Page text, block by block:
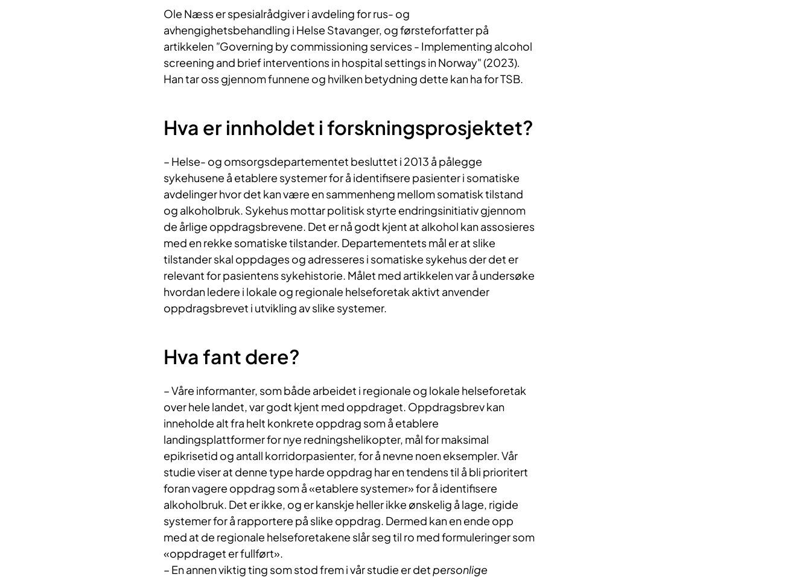
Ole Næss er spesialrådgiver i avdeling for rus- og
avhengighetsbehandling i Helse Stavanger, og førsteforfatter på
artikkelen"Governing by commissioning services - Implementing alcohol
screening and brief interventions in hospital settings in Norway" (2023).
Han tar oss gjennom funnene og hvilken betydning dette kan ha for TSB.
Hva er innholdet i forskningsprosjektet?
– Helse- og omsorgsdepartementet besluttet i 2013 å pålegge
sykehusene å etablere systemer for å identifisere pasienter i somatiske
avdelinger hvor det kan være en sammenheng mellom somatisk tilstand
og alkoholbruk. Sykehus mottar politisk styrte endringsinitiativ gjennom
de årlige oppdragsbrevene. Det er nå godt kjent at alkohol kan assosieres
med en rekke somatiske tilstander. Departementets mål er at slike
tilstander skal oppdages og adresseres i somatiske sykehus der det er
relevant for pasientens sykehistorie. Målet med artikkelen var å undersøke
hvordan ledere i lokale og regionale helseforetak aktivt anvender
oppdragsbrevet i utvikling av slike systemer.
Hva fant dere?
– Våre informanter, som både arbeidet i regionale og lokale helseforetak
over hele landet, var godt kjent med oppdraget. Oppdragsbrev kan
inneholde alt fra helt konkrete oppdrag som å etablere
landingsplattformer for nye redningshelikopter, mål for maksimal
epikrisetid og antall korridorpasienter, for å nevne noen eksempler. Vår
studie viser at denne type harde oppdrag har en tendens til å bli prioritert
foran vagere oppdrag som å «etablere systemer» for å identifisere
alkoholbruk. Det er ikke, og er kanskje heller ikke ønskelig å lage, rigide
systemer for å rapportere på slike oppdrag. Dermed kan en ende opp
med at de regionale helseforetakene slår seg til ro med formuleringer som
«oppdraget er fullført».
– En annen viktig ting som stod frem i vår studie er det personlige